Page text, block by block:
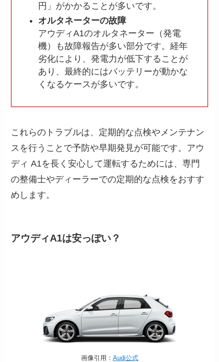
円」がかかることが多いです。
オルタネーターの故障
アウディA1のオルタネーター（発電
機）も故障報告が多い部分です。経年
劣化により、発電力が低下することが
あり、最終的にはバッテリーが動かな
くなるケースが多いです。
これらのトラブルは、定期的な点検やメンテナン
スを行うことで予防や早期発見が可能です。アウ
ディ A1を長く安心して運転するためには、専門
の整備士やディーラーでの定期的な点検をおすす
めします。
アウディA1は安っぽい？
画像引用： Audi公式